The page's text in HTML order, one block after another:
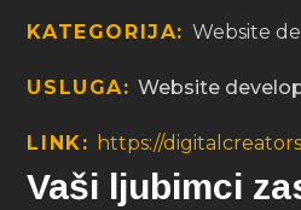
KATEGORIJA: Website
USLUGA:Website
LINK: https://
Vaši ljubimci